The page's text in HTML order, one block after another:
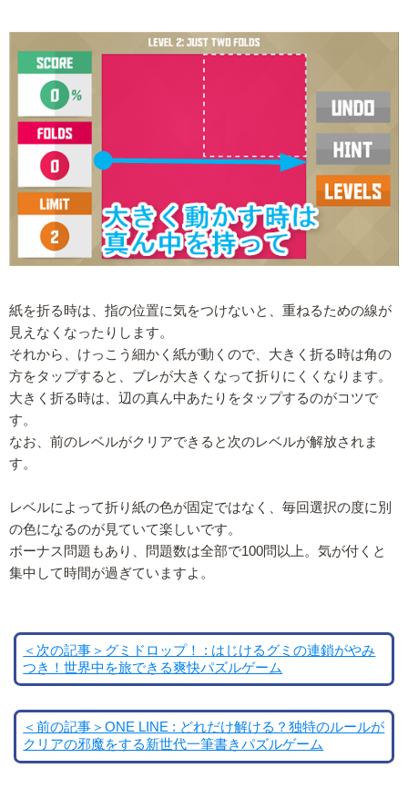
紙を折る時は、指の位置に気をつけないと、重ねるための線が
見えなくなったりします。
それから、けっこう細かく紙が動くので、大きく折る時は角の
方をタップすると、ブレが大きくなって折りにくくなります。
大きく折る時は、辺の真ん中あたりをタップするのがコツで
す。
なお、前のレベルがクリアできると次のレベルが解放されま
す。
レベルによって折り紙の色が固定ではなく、毎回選択の度に別
の色になるのが見ていて楽しいです。
ボーナス問題もあり、問題数は全部で100問以上。気が付くと
集中して時間が過ぎていますよ。
＜次の記事＞グミドロップ！ : はじけるグミの連鎖がやみ
つき！世界中を旅できる爽快パズルゲーム
＜前の記事＞ONE LINE : どれだけ解ける？独特のルールが
クリアの邪魔をする新世代一筆書きパズルゲーム